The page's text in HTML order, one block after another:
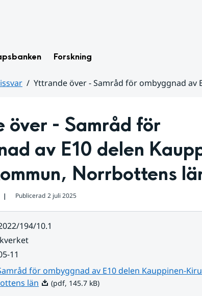
Forskning
Yttrande över - Samråd för ombyggnad
över - Samråd för
av E10 delen
Norrbottens
❘ Publicerad 2 juli 2025
194/10.1
11
för ombyggnad av E10 delen Kauppinen-
länPdf, 145.7 kB.
(pdf, 145.7 kB)